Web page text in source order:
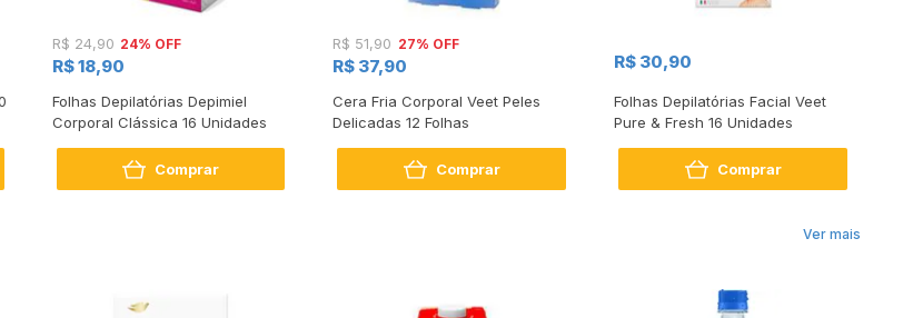
R$ 24,90 24% OFF
R$ 18,90
Folhas Depilatórias Depimiel
Corporal Clássica 16 Unidades
Comprar
R$ 51,90 27% OFF
R$ 37,90
Cera Fria Corporal Veet Peles
Delicadas 12 Folhas
Comprar
R$ 30,90
Folhas Depilatórias Facial Veet
Pure & Fresh 16 Unidades
Comprar
Ver mais